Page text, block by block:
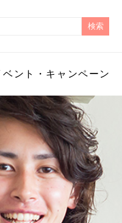
ベント・キャンペーン